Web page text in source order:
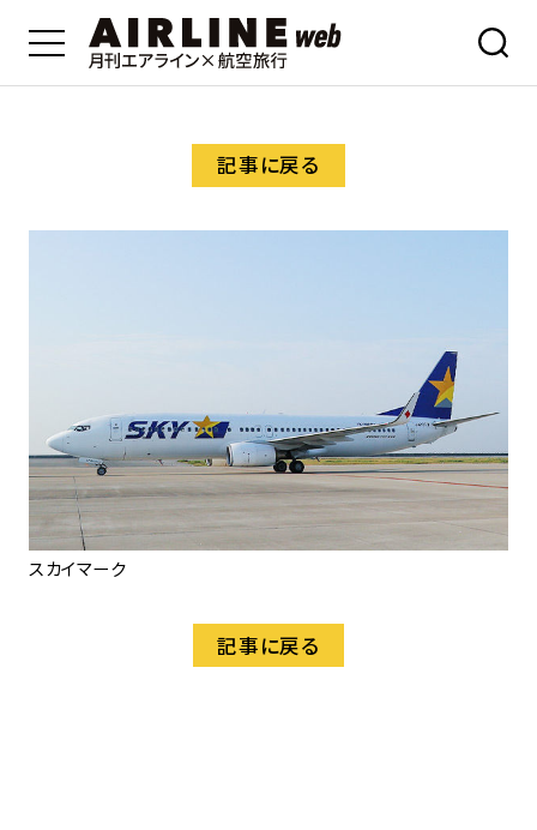
記事に戻る
スカイマーク
記事に戻る